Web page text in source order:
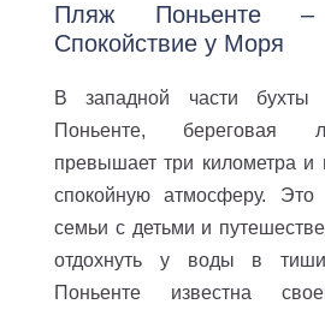
Пляж Поньенте
Спокойствие у Моря
В западной части бухты
Поньенте, береговая
превышает три километра и
спокойную атмосферу.
семьи с детьми и
отдохнуть у воды в
Поньенте известна